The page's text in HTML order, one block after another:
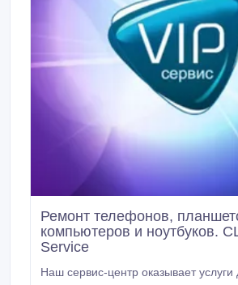
Ремонт телефонов,
компьютеров и ноутбуков.
Service
Наш сервис-центр оказывает услуги